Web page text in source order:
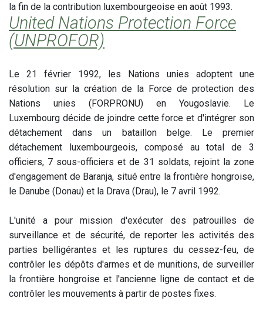
la fin de la contribution luxembourgeoise en août 1993.
United Nations Protection Force
(UNPROFOR)
Le 21 février 1992, les Nations unies adoptent une
résolution sur la création de la Force de protection des
Nations unies (FORPRONU) en Yougoslavie. Le
Luxembourg décide de joindre cette force et d'intégrer son
détachement dans un bataillon belge. Le premier
détachement luxembourgeois, composé au total de 3
officiers, 7 sous-officiers et de 31 soldats, rejoint la zone
d'engagement de Baranja, situé entre la frontière hongroise,
le Danube (Donau) et la Drava (Drau), le 7 avril 1992.
L'unité a pour mission d'exécuter des patrouilles de
surveillance et de sécurité, de reporter les activités des
parties belligérantes et les ruptures du cessez-feu, de
contrôler les dépôts d'armes et de munitions, de surveiller
la frontière hongroise et l'ancienne ligne de contact et de
contrôler les mouvements à partir de postes fixes.